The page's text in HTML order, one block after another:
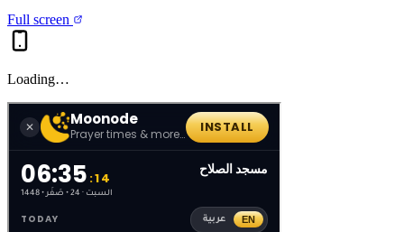
Full screen
Loading…